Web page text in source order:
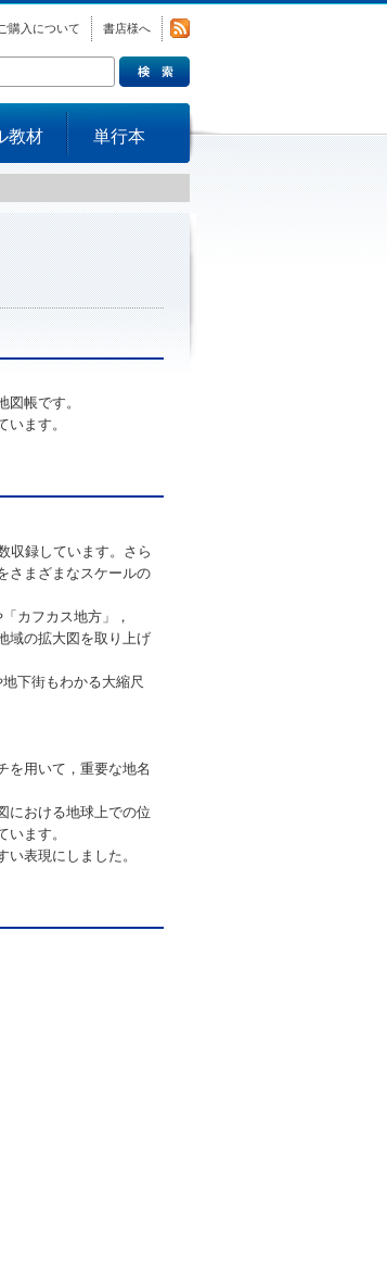
教材 単行本
購入について 書店様へ
図帳です。
います。
収録しています。さら
さまざまなスケールの
カフカス地方」，
域の拡大図を取り上げ
下街もわかる大縮尺
を用いて，重要な地名
における地球上での位
ます。
表現にしました。